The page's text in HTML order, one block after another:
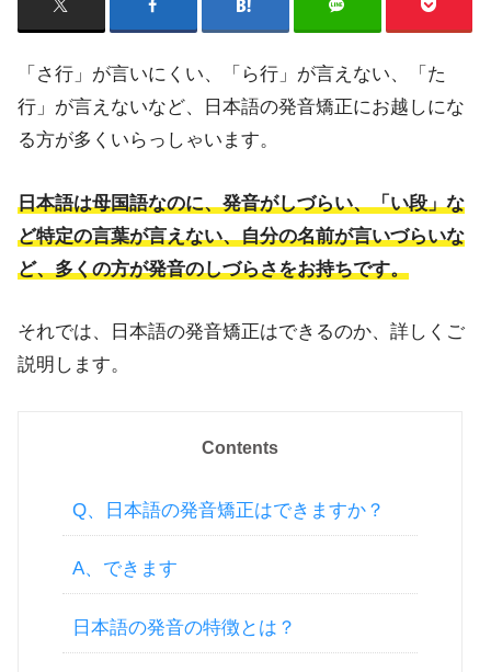
「さ行」が言いにくい、「ら行」が言えない、「た
行」が言えないなど、日本語の発音矯正にお越しにな
る方が多くいらっしゃいます。
日本語は母国語なのに、発音がしづらい、「い段」な
ど特定の言葉が言えない、自分の名前が言いづらいな
ど、多くの方が発音のしづらさをお持ちです。
それでは、日本語の発音矯正はできるのか、詳しくご
説明します。
Contents
Q、日本語の発音矯正はできますか？
A、できます
日本語の発音の特徴とは？